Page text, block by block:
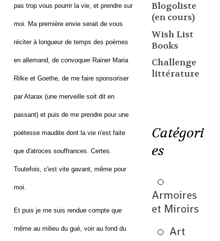
pas trop vous pourrir la vie, et prendre sur
moi. Ma première envie serait de vous
réciter à longueur de temps des poèmes
en allemand, de convoquer Rainer Maria
Rilke et Goethe, de me faire sponsoriser
par Atarax (une merveille soit dit en
passant) et puis de me prendre pour une
poétesse maudite dont la vie n'est faite
que d'atroces souffrances. Certes.
Toutefois, c'est vite gavant, même pour
moi.
Et puis je me suis rendue compte que
même au milieu du gué, voir au fond du
Blogoliste
(en cours)
Wish List
Books
Challenge
littérature
Catégori
es
Armoires
et Miroirs
Art